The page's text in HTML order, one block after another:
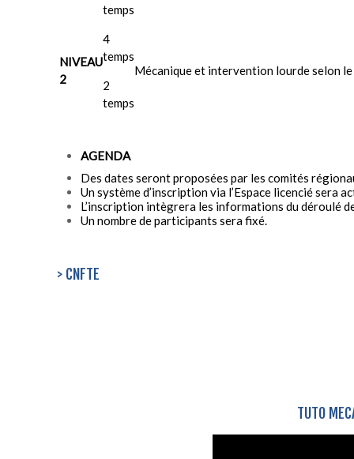
temps
NIVEAU
2
4
temps
Mécanique et intervention lourde selon
2
temps
AGENDA
Des dates seront proposées par les comités
Un système d’inscription via l’Espace licencié sera
L’inscription intègrera les informations du déroulé
Un nombre de participants sera fixé.
> CNFTE
TUTO